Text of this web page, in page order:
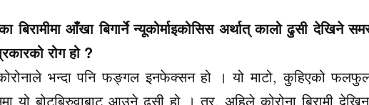
बिरामीमा आँखा बिगार्ने न्यूकोर्माइकोसिस अर्थात् कालो ढुसी देखिने
रोग हो ?
भन्दा पनि फङ्गल इनफेक्सन हो । यो माटो, कुहिएको फलफुल,
यो बोटबिरुवाबाट आउने ढुसी हो । तर, अहिले कोरोना बिरामी